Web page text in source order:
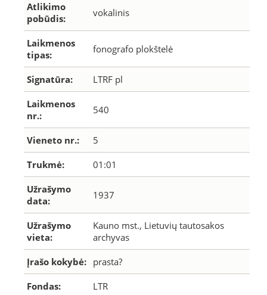
Atlikimo
pobūdis:
vokalinis
Laikmenos
tipas:
fonografo plokštelė
Signatūra: LTRF pl
Laikmenos
nr.:
540
Vieneto nr.: 5
Trukmė: 01:01
Užrašymo
data:
1937
Užrašymo
vieta:
Kauno mst., Lietuvių tautosakos
archyvas
Įrašo kokybė: prasta?
Fondas: LTR